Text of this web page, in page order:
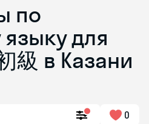
по
для
級 в Казани
0